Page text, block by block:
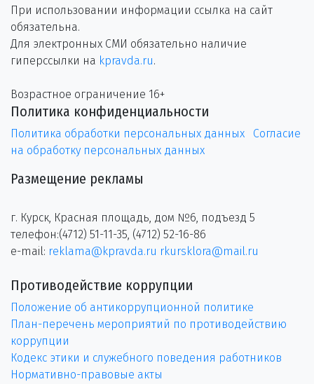
При использовании информации ссылка на сайт
обязательна.
Для электронных СМИ обязательно наличие
гиперссылки на kpravda.ru.
Возрастное ограничение 16+
Политика конфиденциальности
Политика обработки персональных данных
Согласие
на обработку персональных данных
Размещение рекламы
г. Курск, Красная площадь, дом №6, подъезд 5
телефон:(4712) 51-11-35, (4712) 52-16-86
e-mail: reklama@kpravda.ru rkursklora@mail.ru
Противодействие коррупции
Положение об антикоррупционной политике
План-перечень мероприятий по противодействию
коррупции
Кодекс этики и служебного поведения работников
Нормативно-правовые акты